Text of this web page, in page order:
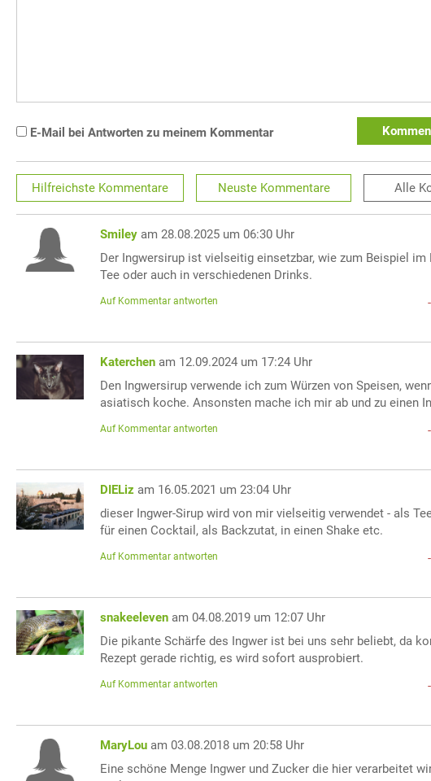
E-Mail bei Antworten zu meinem Kommentar
Hilfreichste Kommentare Neuste Kommentare Alle
Smiley am 28.08.2025 um 06:30 Uhr
Der Ingwersirup ist vielseitig einsetzbar, wie zum Beispiel im
Tee oder auch in verschiedenen Drinks.
-
Auf Kommentar antworten
Katerchen am 12.09.2024 um 17:24 Uhr
Den Ingwersirup verwende ich zum Würzen von Speisen,
asiatisch koche. Ansonsten mache ich mir ab und zu einen
-
Auf Kommentar antworten
DIELiz am 16.05.2021 um 23:04 Uhr
dieser Ingwer-Sirup wird von mir vielseitig verwendet - als
für einen Cocktail, als Backzutat, in einen Shake etc.
-
Auf Kommentar antworten
snakeeleven am 04.08.2019 um 12:07 Uhr
Die pikante Schärfe des Ingwer ist bei uns sehr beliebt, da
Rezept gerade richtig, es wird sofort ausprobiert.
-
Auf Kommentar antworten
MaryLou am 03.08.2018 um 20:58 Uhr
Eine schöne Menge Ingwer und Zucker die hier verarbeitet